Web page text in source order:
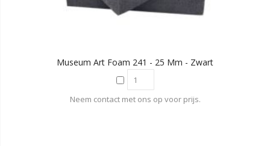
Museum Art Foam 241 - 25 Mm - Zwart
Neem contact met ons op voor prijs.